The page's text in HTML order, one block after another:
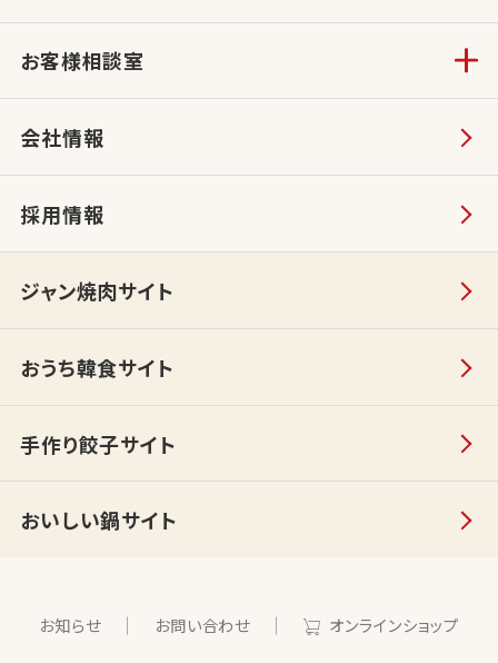
お客様相談室
会社情報
採用情報
ジャン焼肉サイト
おうち韓食サイト
手作り餃子サイト
おいしい鍋サイト
お知らせ お問い合わせ オンラインショップ